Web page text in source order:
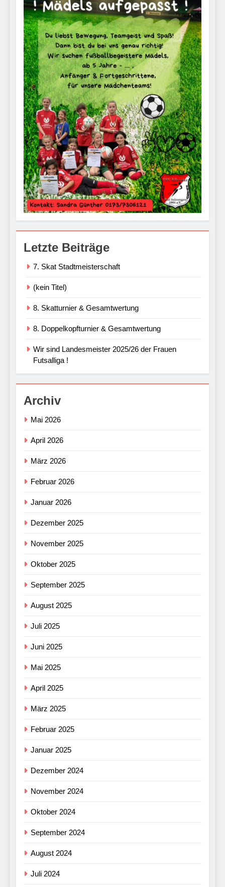
Letzte Beiträge
7. Skat Stadtmeisterschaft
(kein Titel)
8. Skatturnier & Gesamtwertung
8. Doppelkopfturnier & Gesamtwertung
Wir sind Landesmeister 2025/26 der Frauen
Futsalliga !
Archiv
Mai 2026
April 2026
März 2026
Februar 2026
Januar 2026
Dezember 2025
November 2025
Oktober 2025
September 2025
August 2025
Juli 2025
Juni 2025
Mai 2025
April 2025
März 2025
Februar 2025
Januar 2025
Dezember 2024
November 2024
Oktober 2024
September 2024
August 2024
Juli 2024